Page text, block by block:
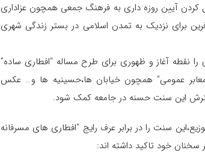
کردن آیین روزه داری به فرهنگ جمعی همچون عزاداری
برای نزدیک به تمدن اسلامی در بستر زندگی شهری
نقطه آغاز و ظهوری برای طرح مساله “افطاری ساده”
عمومی” همچون خیابان ها،حسینیه ها و… عکس
این سنت حسنه در جامعه کمک شود.
سنت را در برابر عرف رایج “افطاری های مسرفانه
سخنان خود تاکید داشته اند: